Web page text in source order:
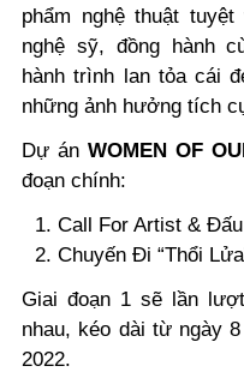
phẩm nghệ thuật
nghệ sỹ, đồng hành
hành trình
lan tỏa cái
những ảnh hưởng tích
Dự ánWOMEN OF
đoạn chính:
Call For Artist &
Chuyến Đi “Thổi
Giai đoạn 1 sẽ lần
nhau, kéo dài từ ngày
2022.